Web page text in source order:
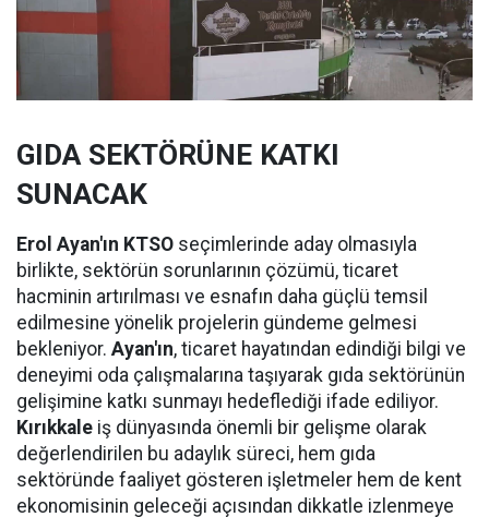
GIDA SEKTÖRÜNE KATKI
SUNACAK
Erol Ayan'ın KTSO seçimlerinde aday olmasıyla
birlikte, sektörün sorunlarının çözümü, ticaret
hacminin artırılması ve esnafın daha güçlü temsil
edilmesine yönelik projelerin gündeme gelmesi
bekleniyor. Ayan'ın, ticaret hayatından edindiği bilgi ve
deneyimi oda çalışmalarına taşıyarak gıda sektörünün
gelişimine katkı sunmayı hedeflediği ifade ediliyor.
Kırıkkale iş dünyasında önemli bir gelişme olarak
değerlendirilen bu adaylık süreci, hem gıda
sektöründe faaliyet gösteren işletmeler hem de kent
ekonomisinin geleceği açısından dikkatle izlenmeye